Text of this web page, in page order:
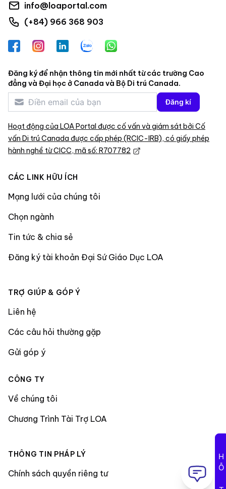
info@loaportal.com
(+84) 966 368 903
FacebookInstagramLinkedInZalo WhatsApp
Đăng ký để nhận thông tin mới nhất từ các trường Cao
đẳng và Đại học ở Canada và Bộ Di trú Canada.
Đăng kí
Hoạt động của LOA Portal được cố vấn và giám sát bởi Cố
vấn Di trú Canada được cấp phép (RCIC-IRB), có giấy phép
hành nghề từ CICC, mã số: R707782
CÁC LINK HỮU ÍCH
Mạng lưới của chúng tôi
Chọn ngành
Tin tức & chia sẻ
Đăng ký tài khoản Đại Sứ Giáo Dục LOA
TRỢ GIÚP & GÓP Ý
Liên hệ
Các câu hỏi thường gặp
Gửi góp ý
CÔNG TY
Về chúng tôi
Chương Trình Tài Trợ LOA
THÔNG TIN PHÁP LÝ
Chính sách quyền riêng tư